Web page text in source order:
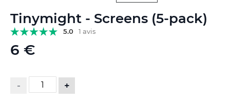
Tinymight - Screens (5-pack)
5.0 1 avis
6 €
- +
to
the
beginning
of
gallery